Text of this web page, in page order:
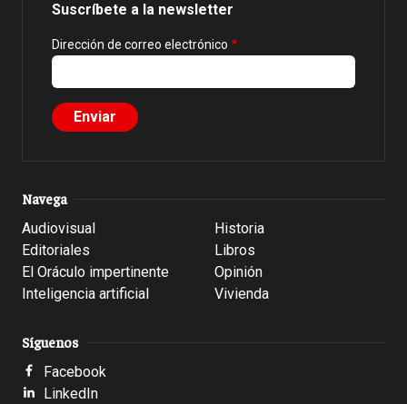
Suscríbete a la newsletter
Dirección de correo electrónico
Navega
Audiovisual
Editoriales
El Oráculo impertinente
Inteligencia artificial
Historia
Libros
Opinión
Vivienda
Síguenos
Facebook
LinkedIn